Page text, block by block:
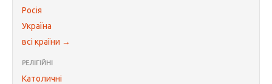
Росія
Україна
всі країни →
РЕЛІГІЙНІ
Католичні